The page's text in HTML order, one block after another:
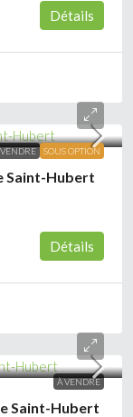
Détails
SOUS OPTION
Saint-Hubert
Détails
À VENDRE
Saint-Hubert